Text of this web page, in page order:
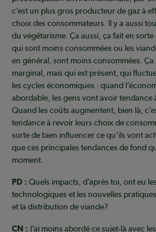
c’est un plus gros producteur de gaz à
choix des consommateurs. Il y a aussi
du végétarisme. Ça aussi, ça fait en
qui sont moins consommées ou les
en général, sont moins consommées.
marginal, mais qui est présent, qui
les cycles économiques : quand
abordable, les gens vont avoir tendance
Quand les coûts augmentent, bien là,
tendance à revoir leurs choix de
sorte de bien influencer ce qu’ils vont
que ces principales tendances de fond
moment.
PD : Quels impacts, d’après toi, ont eu
technologiques et les nouvelles
et la distribution de viande?
CN : J’ai moins abordé ce sujet-là avec